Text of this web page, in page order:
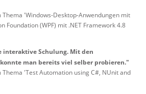
Thema 'Windows-Desktop-Anwendungen mit
Foundation (WPF) mit .NET Framework 4.8
interaktive Schulung. Mit den
man bereits viel selber probieren."
Thema 'Test Automation using C#, NUnit and